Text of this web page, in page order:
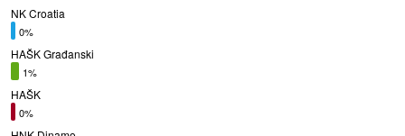
NK Croatia
0%
HAŠK Građanski
1%
HAŠK
0%